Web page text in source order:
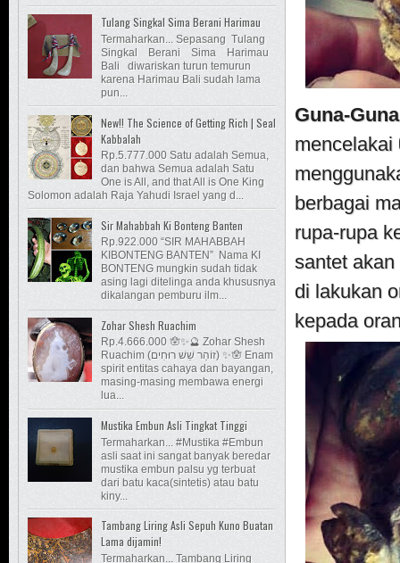
Guna-
mencelakai
berbagai
rupa-rupa
santet
di lakukan
kepada
Tulang Singkal Sima Berani Harimau
Termaharkan... Sepasang Tulang
Singkal Berani Sima Harimau
Bali diwariskan turun temurun
karena Harimau Bali sudah lama
pun...
New!! The Science of Getting Rich | Seal
Kabbalah
Rp.5.777.000 Satu adalah Semua,
dan bahwa Semua adalah Satu
One is All, and that All is One King
Solomon adalah Raja Yahudi Israel yang d...
Sir Mahabbah Ki Bonteng Banten
Rp.922.000 “SIR MAHABBAH
KIBONTENG BANTEN” Nama KI
BONTENG mungkin sudah tidak
asing lagi ditelinga anda khususnya
dikalangan pemburu ilm...
Zohar Shesh Ruachim
Rp.4.666.000 🪬✨🔮 Zohar Shesh
Ruachim (זוֹהַר שֵׁשׁ רוּחִים) ✨🪬 Enam
spirit entitas cahaya dan bayangan,
masing-masing membawa energi
lua...
Mustika Embun Asli Tingkat Tinggi
Termaharkan... #Mustika #Embun
asli saat ini sangat banyak beredar
mustika embun palsu yg terbuat
dari batu kaca(sintetis) atau batu
kiny...
Tambang Liring Asli Sepuh Kuno Buatan
Lama dijamin!
Termaharkan... Tambang Liring